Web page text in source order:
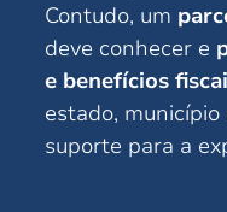
Contudo, um
deve conhecer e
e benefícios
estado,
suporte para a